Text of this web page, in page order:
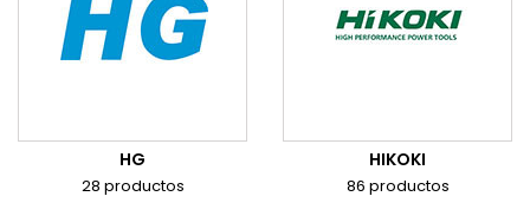
HG
28 productos
HIKOKI
86 productos